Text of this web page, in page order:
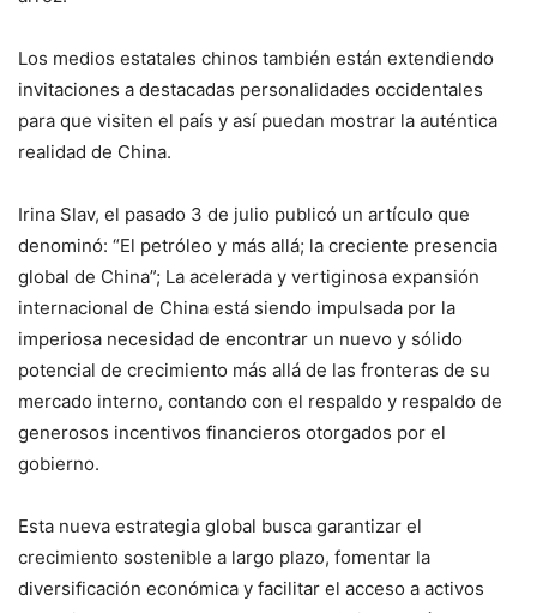
Los medios estatales chinos también están extendiendo
invitaciones a destacadas personalidades occidentales
para que visiten el país y así puedan mostrar la auténtica
realidad de China.
Irina Slav, el pasado 3 de julio publicó un artículo que
denominó: “El petróleo y más allá; la creciente presencia
global de China”; La acelerada y vertiginosa expansión
internacional de China está siendo impulsada por la
imperiosa necesidad de encontrar un nuevo y sólido
potencial de crecimiento más allá de las fronteras de su
mercado interno, contando con el respaldo y respaldo de
generosos incentivos financieros otorgados por el
gobierno.
Esta nueva estrategia global busca garantizar el
crecimiento sostenible a largo plazo, fomentar la
diversificación económica y facilitar el acceso a activos